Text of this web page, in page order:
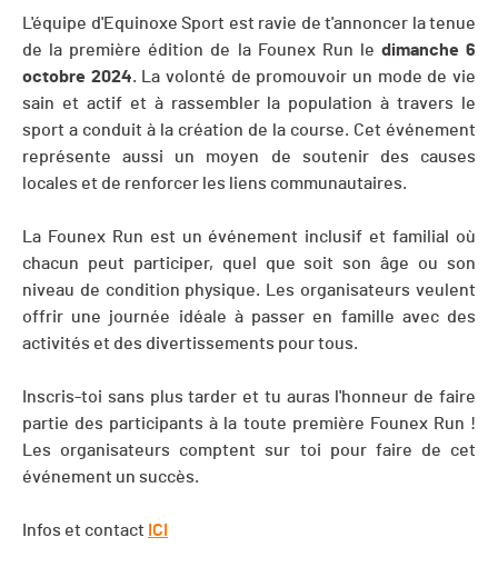
L'équipe d'Equinoxe Sport est ravie de t'annoncer la tenue
de la première édition de la Founex Run le dimanche 6
octobre 2024. La volonté de promouvoir un mode de vie
sain et actif et à rassembler la population à travers le
sport a conduit à la création de la course. Cet événement
représente aussi un moyen de soutenir des causes
locales et de renforcer les liens communautaires.
La Founex Run est un événement inclusif et familial où
chacun peut participer, quel que soit son âge ou son
niveau de condition physique. Les organisateurs veulent
offrir une journée idéale à passer en famille avec des
activités et des divertissements pour tous.
Inscris-toi sans plus tarder et tu auras l'honneur de faire
partie des participants à la toute première Founex Run !
Les organisateurs comptent sur toi pour faire de cet
événement un succès.
Infos et contact ICI